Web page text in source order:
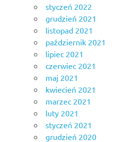
styczeń 2022
grudzień 2021
listopad 2021
październik 2021
lipiec 2021
czerwiec 2021
maj 2021
kwiecień 2021
marzec 2021
luty 2021
styczeń 2021
grudzień 2020